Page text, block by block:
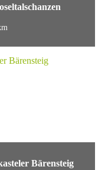
Bärensteig